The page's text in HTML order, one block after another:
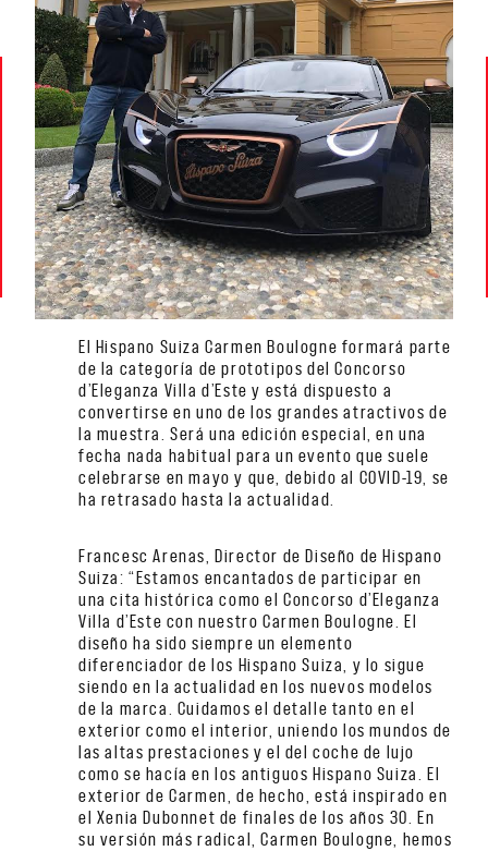
El Hispano Suiza Carmen Boulogne formará parte
de la categoría de prototipos del Concorso
d’Eleganza Villa d’Este y está dispuesto a
convertirse en uno de los grandes atractivos de
la muestra. Será una edición especial, en una
fecha nada habitual para un evento que suele
celebrarse en mayo y que, debido al COVID-19, se
ha retrasado hasta la actualidad.
Francesc Arenas, Director de Diseño de Hispano
Suiza: “Estamos encantados de participar en
una cita histórica como el Concorso d’Eleganza
Villa d’Este con nuestro Carmen Boulogne. El
diseño ha sido siempre un elemento
diferenciador de los Hispano Suiza, y lo sigue
siendo en la actualidad en los nuevos modelos
de la marca. Cuidamos el detalle tanto en el
exterior como el interior, uniendo los mundos de
las altas prestaciones y el del coche de lujo
como se hacía en los antiguos Hispano Suiza. El
exterior de Carmen, de hecho, está inspirado en
el Xenia Dubonnet de finales de los años 30. En
su versión más radical, Carmen Boulogne, hemos